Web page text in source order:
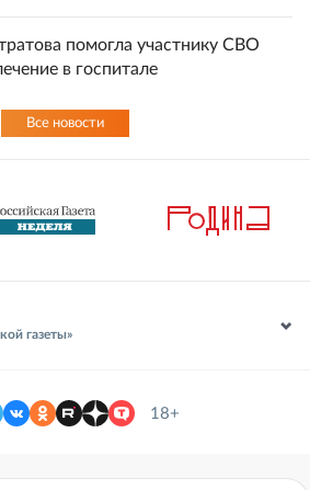
помогла участнику СВО
в госпитале
Все новости
газеты»
18+